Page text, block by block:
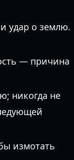
удар о землю.
— причина
никогда не
измотать